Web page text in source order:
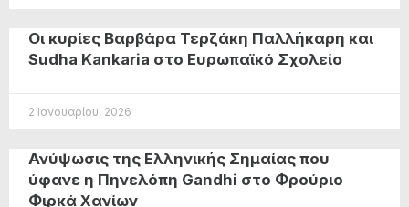
Οι κυρίες Βαρβάρα Τερζάκη Παλλήκαρη και
Sudha Kankaria στο Ευρωπαϊκό Σχολείο
2 Ιανουαρίου, 2026
Ανύψωσις της Ελληνικής Σημαίας που
ύφανε η Πηνελόπη Gandhi στο Φρούριο
Φιρκά Χανίων